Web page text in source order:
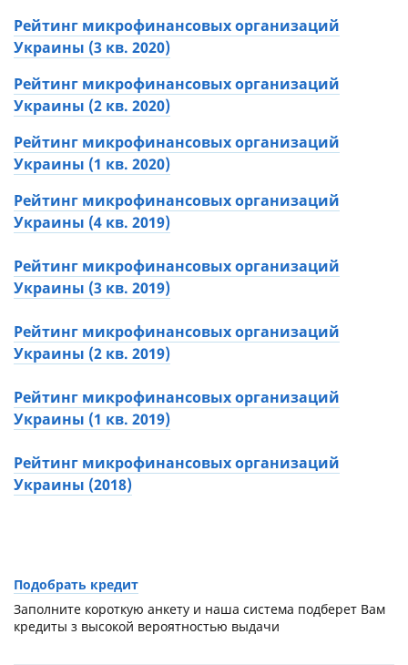
Рейтинг микрофинансовых организаций
Украины (3 кв. 2020)
Рейтинг микрофинансовых организаций
Украины (2 кв. 2020)
Рейтинг микрофинансовых организаций
Украины (1 кв. 2020)
Рейтинг микрофинансовых организаций
Украины (4 кв. 2019)
Рейтинг микрофинансовых организаций
Украины (3 кв. 2019)
Рейтинг микрофинансовых организаций
Украины (2 кв. 2019)
Рейтинг микрофинансовых организаций
Украины (1 кв. 2019)
Рейтинг микрофинансовых организаций
Украины (2018)
Подобрать кредит
Заполните короткую анкету и наша система подберет Вам
кредиты з высокой вероятностью выдачи